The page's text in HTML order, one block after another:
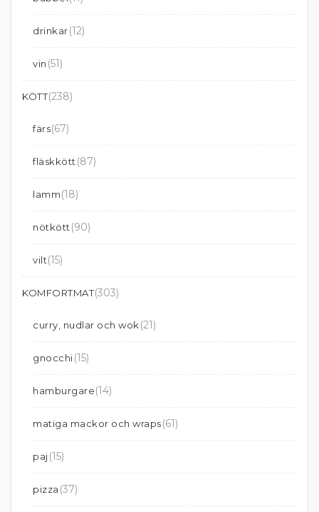
drinkar(12)
vin (51)
KÖTT(238)
färs(67)
fläskkött (87)
lamm(18)
nötkött (90)
vilt(15)
KOMFORTMAT(303)
curry, nudlar och wok (21)
gnocchi(15)
hamburgare(14)
matiga mackor och wraps(61)
paj(15)
pizza (37)